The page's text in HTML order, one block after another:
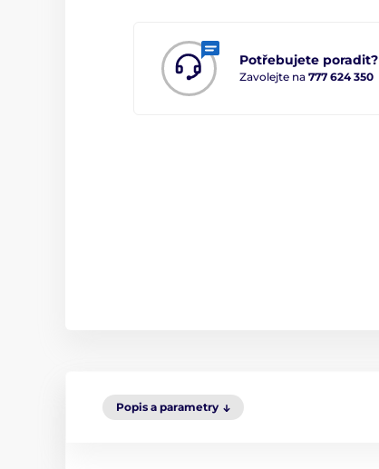
Potřebujete poradit?
Zavolejte na 777 624 350
Popis a parametry